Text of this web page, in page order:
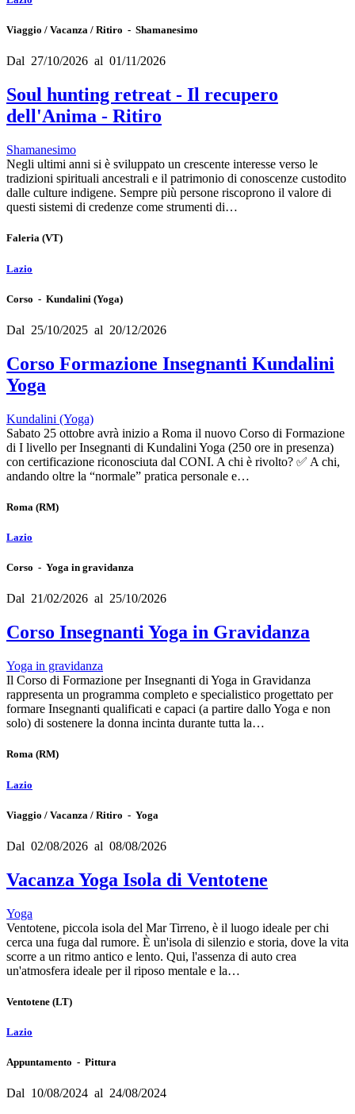
Viaggio / Vacanza / Ritiro - Shamanesimo
Dal 27/10/2026 al 01/11/2026
Soul hunting retreat - Il recupero
dell'Anima - Ritiro
Shamanesimo
Negli ultimi anni si è sviluppato un crescente interesse verso le
tradizioni spirituali ancestrali e il patrimonio di conoscenze custodito
dalle culture indigene. Sempre più persone riscoprono il valore di
questi sistemi di credenze come strumenti di…
Faleria (VT)
Lazio
Corso - Kundalini (Yoga)
Dal 25/10/2025 al 20/12/2026
Corso Formazione Insegnanti Kundalini
Yoga
Kundalini (Yoga)
Sabato 25 ottobre avrà inizio a Roma il nuovo Corso di Formazione
di I livello per Insegnanti di Kundalini Yoga (250 ore in presenza)
con certificazione riconosciuta dal CONI. A chi è rivolto? ✅ A chi,
andando oltre la “normale” pratica personale e…
Roma (RM)
Lazio
Corso - Yoga in gravidanza
Dal 21/02/2026 al 25/10/2026
Corso Insegnanti Yoga in Gravidanza
Yoga in gravidanza
Il Corso di Formazione per Insegnanti di Yoga in Gravidanza
rappresenta un programma completo e specialistico progettato per
formare Insegnanti qualificati e capaci (a partire dallo Yoga e non
solo) di sostenere la donna incinta durante tutta la…
Roma (RM)
Lazio
Viaggio / Vacanza / Ritiro - Yoga
Dal 02/08/2026 al 08/08/2026
Vacanza Yoga Isola di Ventotene
Yoga
Ventotene, piccola isola del Mar Tirreno, è il luogo ideale per chi
cerca una fuga dal rumore. È un'isola di silenzio e storia, dove la vita
scorre a un ritmo antico e lento. Qui, l'assenza di auto crea
un'atmosfera ideale per il riposo mentale e la…
Ventotene (LT)
Lazio
Appuntamento - Pittura
Dal 10/08/2024 al 24/08/2024